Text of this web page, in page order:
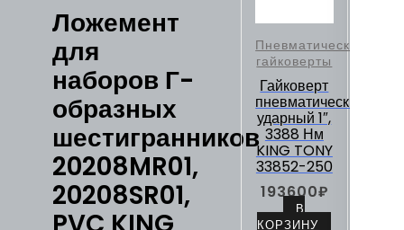
Ложемент
для
наборов Г-
образных
шестигранников
20208MR01,
20208SR01,
Пневматические
гайковерты
Гайковерт
пневматический
ударный 1″,
3388 Нм
KING TONY
33852-250
193600₽
В
КОРЗИНУ